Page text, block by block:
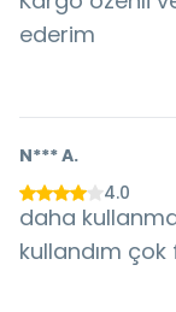
ederim
N***A.
4.0
daha
kullandım çok